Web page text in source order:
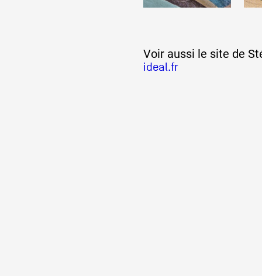
Voir aussi le site de
ideal.fr